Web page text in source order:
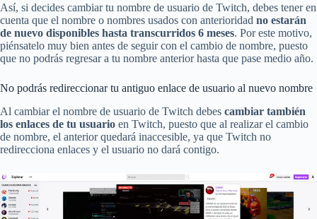
Así, si decides cambiar tu nombre de usuario de Twitch, debes tener en
cuenta que el nombre o nombres usados con anterioridad no estarán
de nuevo disponibles hasta transcurridos 6 meses. Por este motivo,
piénsatelo muy bien antes de seguir con el cambio de nombre, puesto
que no podrás regresar a tu nombre anterior hasta que pase medio año.
No podrás redireccionar tu antiguo enlace de usuario al nuevo nombre
Al cambiar el nombre de usuario de Twitch debes cambiar también
los enlaces de tu usuario en Twitch, puesto que al realizar el cambio
de nombre, el anterior quedará inaccesible, ya que Twitch no
redirecciona enlaces y el usuario no dará contigo.